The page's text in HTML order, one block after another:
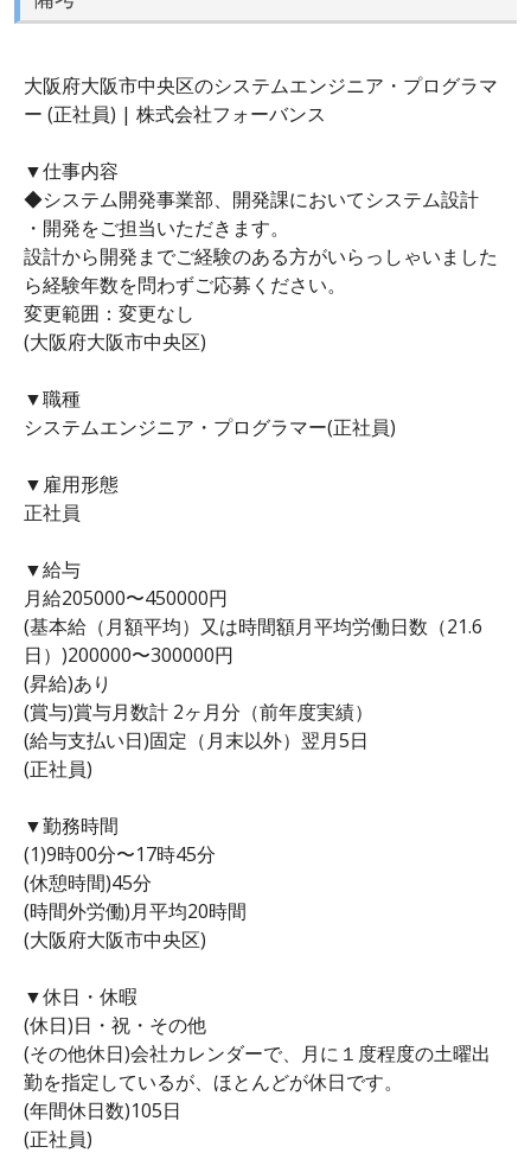
大阪府大阪市中央区のシステムエンジニア・プログラマ
ー (正社員) | 株式会社フォーバンス
▼仕事内容
◆システム開発事業部、開発課においてシステム設計
・開発をご担当いただきます。
設計から開発までご経験のある方がいらっしゃいました
ら経験年数を問わずご応募ください。
変更範囲：変更なし
(大阪府大阪市中央区)
▼職種
システムエンジニア・プログラマー(正社員)
▼雇用形態
正社員
▼給与
月給205000〜450000円
(基本給（月額平均）又は時間額月平均労働日数（21.6
日）)200000〜300000円
(昇給)あり
(賞与)賞与月数計 2ヶ月分（前年度実績）
(給与支払い日)固定（月末以外）翌月5日
(正社員)
▼勤務時間
(1)9時00分〜17時45分
(休憩時間)45分
(時間外労働)月平均20時間
(大阪府大阪市中央区)
▼休日・休暇
(休日)日・祝・その他
(その他休日)会社カレンダーで、月に１度程度の土曜出
勤を指定しているが、ほとんどが休日です。
(年間休日数)105日
(正社員)